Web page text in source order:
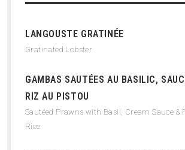
LANGOUSTE GRATINÉE
Gratinated Lobster
GAMBAS SAUTÉES AU BASILIC,
RIZ AU PISTOU
Sautéed Prawns with Basil, Cream Sauce &
Rice